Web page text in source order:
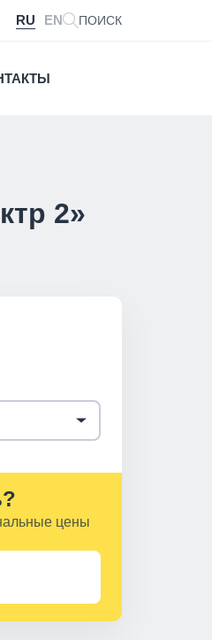
RU EN ПОИСК
2»
цены